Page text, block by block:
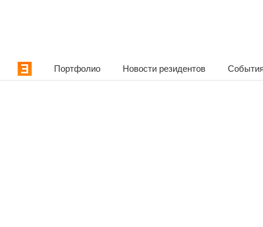
Портфолио Новости резидентов